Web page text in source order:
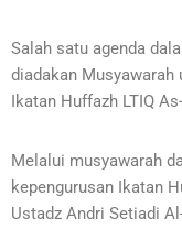
Salah satu agenda
diadakan Musyawarah
Ikatan Huffazh LTIQ
Melalui musyawarah
kepengurusan Ikatan
Ustadz Andri Setiadi